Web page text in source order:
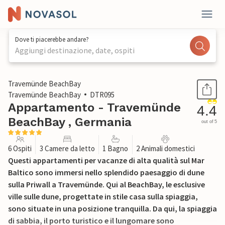
Dove ti piacerebbe andare?
Aggiungi destinazione, date, ospiti
1 / 30
Travemünde BeachBay
Travemünde BeachBay
DTR095
Appartamento - Travemünde
BeachBay , Germania
4.4
out of 5
6 Ospiti 3 Camere da letto 1 Bagno 2 Animali domestici
Questi appartamenti per vacanze di alta qualità sul Mar
Baltico sono immersi nello splendido paesaggio di dune
sulla Priwall a Travemünde. Qui al BeachBay, le esclusive
ville sulle dune, progettate in stile casa sulla spiaggia,
sono situate in una posizione tranquilla. Da qui, la spiaggia
di sabbia, il porto turistico e il lungomare sono